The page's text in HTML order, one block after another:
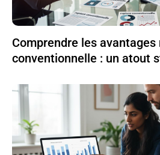
Comprendre les avantages
conventionnelle : un atout